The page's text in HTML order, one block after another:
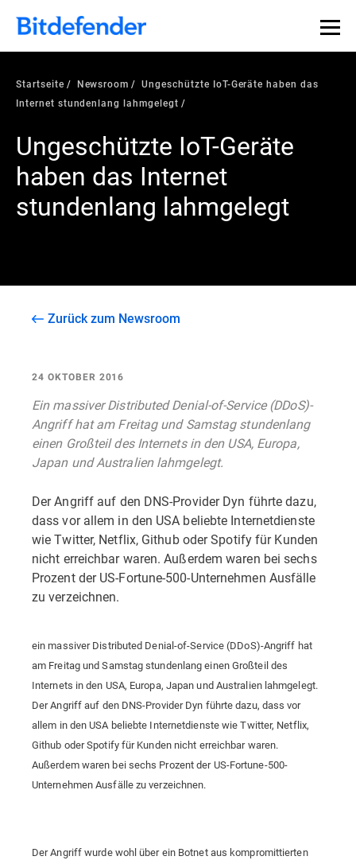
Startseite Newsroom
Ungeschützte IoT-Geräte haben das
Internet stundenlang lahmgelegt
Ungeschützte IoT-Geräte
haben das Internet
stundenlang lahmgelegt
Zurück zum Newsroom
24 OKTOBER 2016
Ein massiver Distributed Denial-of-Service (DDoS)-
Angriff hat am Freitag und Samstag stundenlang
einen Großteil des Internets in den USA, Europa,
Japan und Australien lahmgelegt.
Der Angriff auf den DNS-Provider Dyn führte dazu,
dass vor allem in den USA beliebte Internetdienste
wie Twitter, Netflix, Github oder Spotify für Kunden
nicht erreichbar waren. Außerdem waren bei sechs
Prozent der US-Fortune-500-Unternehmen Ausfälle
zu verzeichnen.
ein massiver Distributed Denial-of-Service (DDoS)-Angriff hat
am Freitag und Samstag stundenlang einen Großteil des
Internets in den USA, Europa, Japan und Australien lahmgelegt.
Der Angriff auf den DNS-Provider Dyn führte dazu, dass vor
allem in den USA beliebte Internetdienste wie Twitter, Netflix,
Github oder Spotify für Kunden nicht erreichbar waren.
Außerdem waren bei sechs Prozent der US-Fortune-500-
Unternehmen Ausfälle zu verzeichnen.
Der Angriff wurde wohl über ein Botnet aus kompromittierten